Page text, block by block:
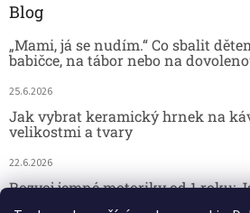
Blog
„Mami, já se nudím.“ Co sbalit
babičce, na tábor nebo na
25.6.2026
Jak vybrat keramický hrnek na
velikostmi a tvary
22.6.2026
Rozvoj jemné motoriky od 1 roku: